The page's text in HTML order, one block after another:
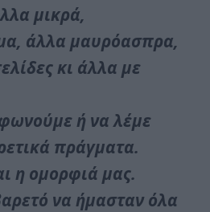
μικρά,
άλλα μαυρόασπρα,
κι άλλα με
ή να λέμε
πράγματα.
η ομορφιά μας.
να ήμασταν όλα